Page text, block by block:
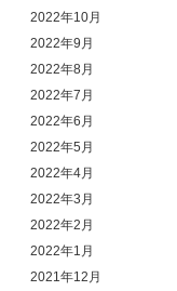
2022年10月
2022年9月
2022年8月
2022年7月
2022年6月
2022年5月
2022年4月
2022年3月
2022年2月
2022年1月
2021年12月